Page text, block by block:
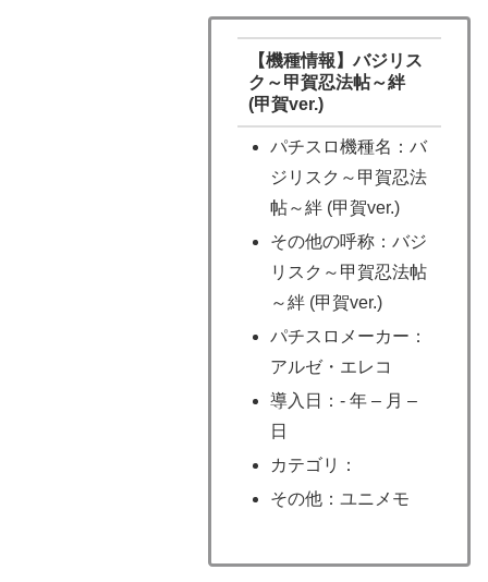
【機種情報】バジリス
ク～甲賀忍法帖～絆
(甲賀ver.)
パチスロ機種名：バ
ジリスク～甲賀忍法
帖～絆 (甲賀ver.)
その他の呼称：バジ
リスク～甲賀忍法帖
～絆 (甲賀ver.)
パチスロメーカー：
アルゼ・エレコ
導入日：- 年 – 月 –
日
カテゴリ：
その他：ユニメモ